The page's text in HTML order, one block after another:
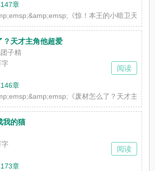
章
《惊！本王的小暗卫天
？天才主角他超爱
子精
字
章
《废材怎么了？天才主
阅读
我的猫
字
章
阅读